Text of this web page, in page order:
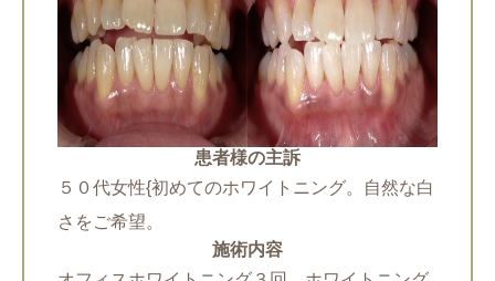
患者様の主訴
５０代女性{初めてのホワイトニング。自然な白
さをご希望。
施術内容